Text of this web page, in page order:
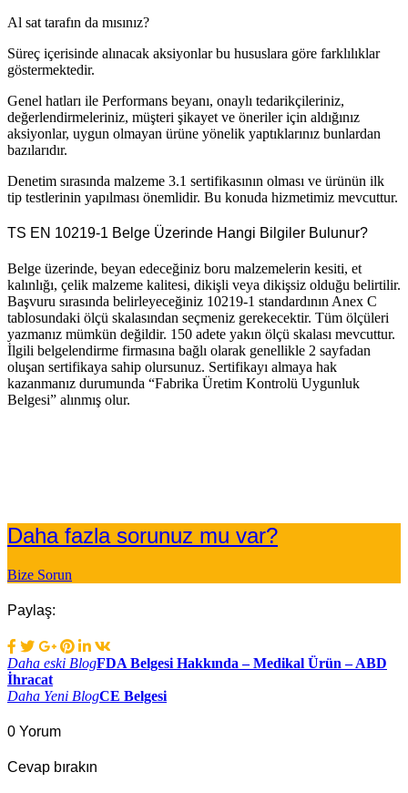
Al sat tarafın da mısınız?
Süreç içerisinde alınacak aksiyonlar bu hususlara göre farklılıklar
göstermektedir.
Genel hatları ile Performans beyanı, onaylı tedarikçileriniz,
değerlendirmeleriniz, müşteri şikayet ve öneriler için aldığınız
aksiyonlar, uygun olmayan ürüne yönelik yaptıklarınız bunlardan
bazılarıdır.
Denetim sırasında malzeme 3.1 sertifikasının olması ve ürünün ilk
tip testlerinin yapılması önemlidir. Bu konuda hizmetimiz mevcuttur.
TS EN 10219-1 Belge Üzerinde Hangi Bilgiler Bulunur?
Belge üzerinde, beyan edeceğiniz boru malzemelerin kesiti, et
kalınlığı, çelik malzeme kalitesi, dikişli veya dikişsiz olduğu belirtilir.
Başvuru sırasında belirleyeceğiniz 10219-1 standardının Anex C
tablosundaki ölçü skalasından seçmeniz gerekecektir. Tüm ölçüleri
yazmanız mümkün değildir. 150 adete yakın ölçü skalası mevcuttur.
İlgili belgelendirme firmasına bağlı olarak genellikle 2 sayfadan
oluşan sertifikaya sahip olursunuz. Sertifikayı almaya hak
kazanmanız durumunda “Fabrika Üretim Kontrolü Uygunluk
Belgesi” alınmış olur.
Daha fazla sorunuz mu var?
Bize Sorun
Paylaş:
Yazı
gezinmesi
Daha eski BlogFDA Belgesi Hakkında – Medikal Ürün – ABD
İhracat
Daha Yeni BlogCE Belgesi
0 Yorum
Cevap bırakın